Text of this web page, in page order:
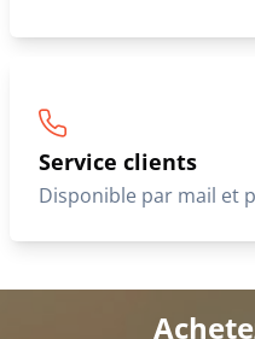
Service clients
Disponible par mail et